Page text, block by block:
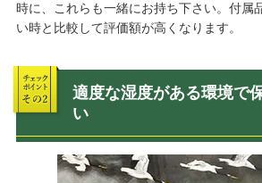
時に、これらも一緒にお持ち下さい。付属
い時と比較して評価額が高くなります。
適度な湿度がある環境で
い